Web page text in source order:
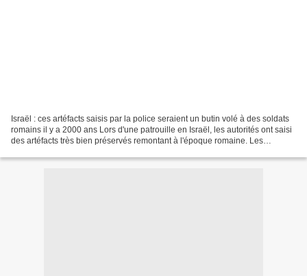
Israël : ces artéfacts saisis par la police seraient un butin volé à des soldats
romains il y a 2000 ans Lors d'une patrouille en Israël, les autorités ont saisi
des artéfacts très bien préservés remontant à l'époque romaine. Les